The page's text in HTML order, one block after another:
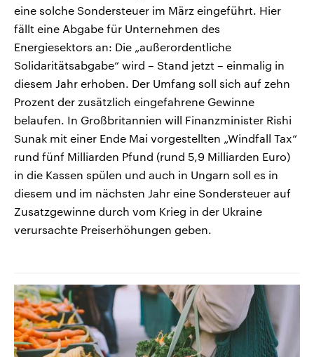
eine solche Sondersteuer im März eingeführt. Hier
fällt eine Abgabe für Unternehmen des
Energiesektors an: Die „außerordentliche
Solidaritätsabgabe“ wird – Stand jetzt – einmalig in
diesem Jahr erhoben. Der Umfang soll sich auf zehn
Prozent der zusätzlich eingefahrene Gewinne
belaufen. In Großbritannien will Finanzminister Rishi
Sunak mit einer Ende Mai vorgestellten „Windfall Tax“
rund fünf Milliarden Pfund (rund 5,9 Milliarden Euro)
in die Kassen spülen und auch in Ungarn soll es in
diesem und im nächsten Jahr eine Sondersteuer auf
Zusatzgewinne durch vom Krieg in der Ukraine
verursachte Preiserhöhungen geben.